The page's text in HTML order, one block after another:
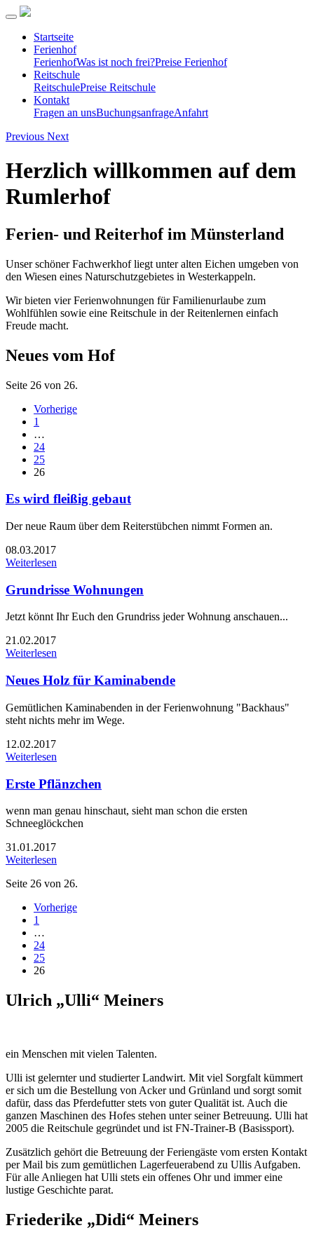
Startseite
Ferienhof
FerienhofWas ist noch frei?Preise Ferienhof
Reitschule
ReitschulePreise Reitschule
Kontakt
Fragen an unsBuchungsanfrageAnfahrt
Previous Next
Herzlich willkommen auf dem
Rumlerhof
Ferien- und Reiterhof im Münsterland
Unser schöner Fachwerkhof liegt unter alten Eichen umgeben von
den Wiesen eines Naturschutzgebietes in Westerkappeln.
Wir bieten vier Ferienwohnungen für Familienurlaube zum
Wohlfühlen sowie eine Reitschule in der Reitenlernen einfach
Freude macht.
Neues vom Hof
Seite 26 von 26.
Vorherige
1
…
24
25
26
Es wird fleißig gebaut
Der neue Raum über dem Reiterstübchen nimmt Formen an.
08.03.2017
Weiterlesen
Grundrisse Wohnungen
Jetzt könnt Ihr Euch den Grundriss jeder Wohnung anschauen...
21.02.2017
Weiterlesen
Neues Holz für Kaminabende
Gemütlichen Kaminabenden in der Ferienwohnung "Backhaus"
steht nichts mehr im Wege.
12.02.2017
Weiterlesen
Erste Pflänzchen
wenn man genau hinschaut, sieht man schon die ersten
Schneeglöckchen
31.01.2017
Weiterlesen
Seite 26 von 26.
Vorherige
1
…
24
25
26
Ulrich „Ulli“ Meiners
ein Menschen mit vielen Talenten.
Ulli ist gelernter und studierter Landwirt. Mit viel Sorgfalt kümmert
er sich um die Bestellung von Acker und Grünland und sorgt somit
dafür, dass das Pferdefutter stets von guter Qualität ist. Auch die
ganzen Maschinen des Hofes stehen unter seiner Betreuung. Ulli hat
2005 die Reitschule gegründet und ist FN-Trainer-B (Basissport).
Zusätzlich gehört die Betreuung der Feriengäste vom ersten Kontakt
per Mail bis zum gemütlichen Lagerfeuerabend zu Ullis Aufgaben.
Für alle Anliegen hat Ulli stets ein offenes Ohr und immer eine
lustige Geschichte parat.
Friederike „Didi“ Meiners